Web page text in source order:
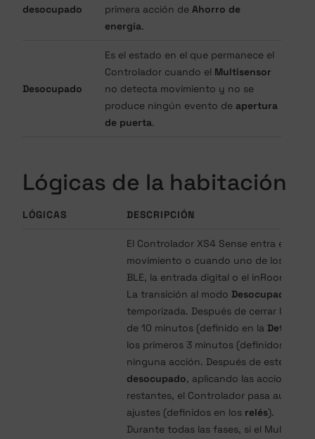
desocupado
primera acción de Ahorro de
energía.
Desocupado
Es el estado en el que permanece el
Controlador cuando el Multisensor
no detecta movimiento y no se
produce ningún evento de apertura
de puerta.
Lógicas de la habitación
LÓGICAS DESCRIPCIÓN
El Controlador XS4 Sense entra en
movimiento o cuando uno de los
BLE, la entrada digital o el
La transición al modo Desocupado
temporizada. Después de cerrar la
de 10 minutos (definido en la
los primeros 3 minutos (definidos en la
ninguna acción. Después de este
desocupado, aplicando las acciones
restantes, el Controlador pasa
ajustes (definidos en los relés).
Durante todas las fases, si el